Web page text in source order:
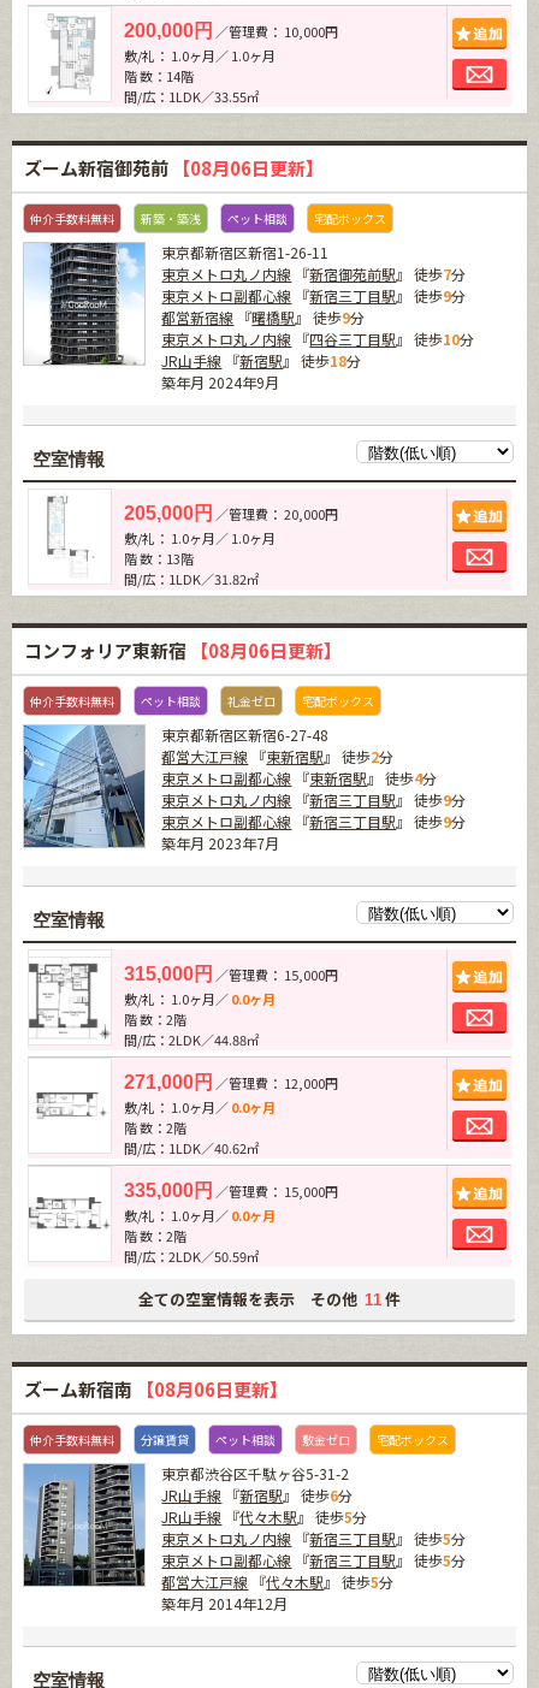
200,000円 ／管理費： 10,000円
敷/礼： 1.0ヶ月／ 1.0ヶ月
階 数：14階
間/広：1LDK／33.55㎡
ズーム新宿御苑前 【08月06日更新】
仲介手数料無料 新築・築浅 ペット相談 宅配ボックス
東京都新宿区新宿1-26-11
東京メトロ丸ノ内線 『新宿御苑前駅』 徒歩7分
東京メトロ副都心線 『新宿三丁目駅』 徒歩9分
都営新宿線 『曙橋駅』 徒歩9分
東京メトロ丸ノ内線 『四谷三丁目駅』 徒歩10分
JR山手線 『新宿駅』 徒歩18分
築年月 2024年9月
空室情報
205,000円 ／管理費： 20,000円
敷/礼： 1.0ヶ月／ 1.0ヶ月
階 数：13階
間/広：1LDK／31.82㎡
コンフォリア東新宿 【08月06日更新】
仲介手数料無料 ペット相談 礼金ゼロ 宅配ボックス
東京都新宿区新宿6-27-48
都営大江戸線 『東新宿駅』 徒歩2分
東京メトロ副都心線 『東新宿駅』 徒歩4分
東京メトロ丸ノ内線 『新宿三丁目駅』 徒歩9分
東京メトロ副都心線 『新宿三丁目駅』 徒歩9分
築年月 2023年7月
空室情報
315,000円 ／管理費： 15,000円
敷/礼： 1.0ヶ月／0.0ヶ月
階 数：2階
間/広：2LDK／44.88㎡
271,000円 ／管理費： 12,000円
敷/礼： 1.0ヶ月／0.0ヶ月
階 数：2階
間/広：1LDK／40.62㎡
335,000円 ／管理費： 15,000円
敷/礼： 1.0ヶ月／0.0ヶ月
階 数：2階
間/広：2LDK／50.59㎡
全ての空室情報を表示 その他 11 件
ズーム新宿南 【08月06日更新】
仲介手数料無料 分譲賃貸 ペット相談 敷金ゼロ 宅配ボックス
東京都渋谷区千駄ヶ谷5-31-2
JR山手線 『新宿駅』 徒歩6分
JR山手線 『代々木駅』 徒歩5分
東京メトロ丸ノ内線 『新宿三丁目駅』 徒歩5分
東京メトロ副都心線 『新宿三丁目駅』 徒歩5分
都営大江戸線 『代々木駅』 徒歩5分
築年月 2014年12月
空室情報